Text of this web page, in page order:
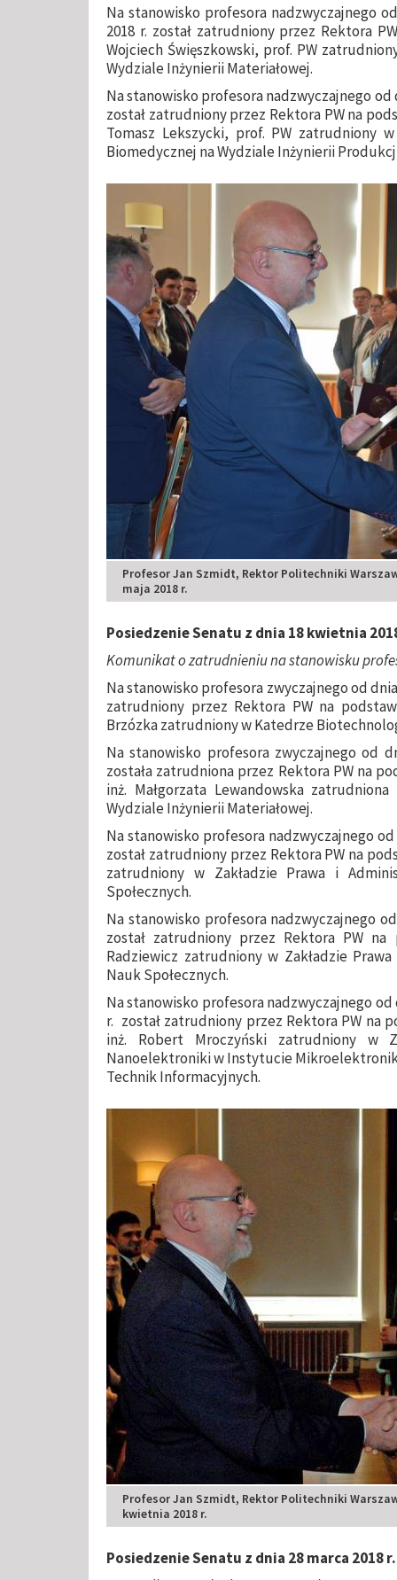
Na stanowisko profesora nadzwyczajnego
2018 r. został zatrudniony przez Rektora
Wojciech Święszkowski, prof. PW
Wydziale Inżynierii Materiałowej.
Na stanowisko profesora nadzwyczajnego od
został zatrudniony przez Rektora PW na
Tomasz Lekszycki, prof. PW zatrudniony
Biomedycznej na Wydziale Inżynierii
Profesor Jan Szmidt, Rektor Politechniki
maja 2018 r.
Posiedzenie Senatu z dnia 18 kwietnia
Komunikat o zatrudnieniu na stanowisku
Na stanowisko profesora zwyczajnego od
zatrudniony przez Rektora PW na
Brzózka zatrudniony w Katedrze
Na stanowisko profesora zwyczajnego od
została zatrudniona przez Rektora PW na
inż. Małgorzata Lewandowska
Wydziale Inżynierii Materiałowej.
Na stanowisko profesora nadzwyczajnego
został zatrudniony przez Rektora PW na
zatrudniony w Zakładzie Prawa i
Społecznych.
Na stanowisko profesora nadzwyczajnego
został zatrudniony przez Rektora PW
Radziewicz zatrudniony w Zakładzie
Nauk Społecznych.
Na stanowisko profesora nadzwyczajnego od
r. został zatrudniony przez Rektora PW na
inż. Robert Mroczyński zatrudniony w
Nanoelektroniki w Instytucie
Technik Informacyjnych.
Profesor Jan Szmidt, Rektor Politechniki
kwietnia 2018 r.
Posiedzenie Senatu z dnia 28 marca 2018 r.